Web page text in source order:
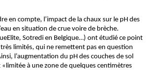
en compte, l’impact de la chaux sur le pH des
en situation de crue voire de brèche.
Sotredi en Belgique…) ont étudié ce point
limités, qui ne remettent pas en question
l’augmentation du pH des couches de sol
à une zone de quelques centimètres